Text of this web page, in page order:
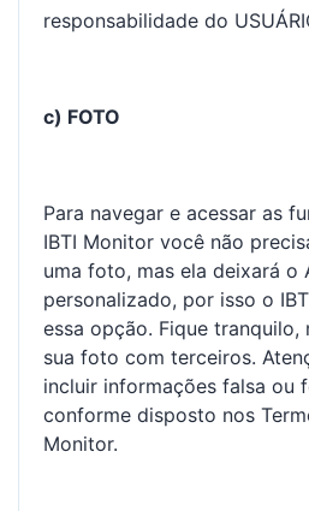
responsabilidade do
c) FOTO
Para navegar e acessar as
IBTI Monitor você não
uma foto, mas ela deixará o
personalizado, por isso o
essa opção. Fique
sua foto com terceiros.
incluir informações falsa ou
conforme disposto nos
Monitor.